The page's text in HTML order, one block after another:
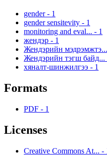
gender - 1
gender sensitevity - 1
monitoring and eval... - 1
жендэр - 1
Жендэрийн мэдрэмжтэ...
Жендэрийн тэгш байд...
хяналт-шинжилгээ - 1
Formats
PDF - 1
Licenses
Creative Commons At... -